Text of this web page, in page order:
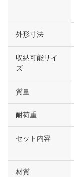
外形寸法
収納可能サイ
ズ
質量
耐荷重
セット内容
材質